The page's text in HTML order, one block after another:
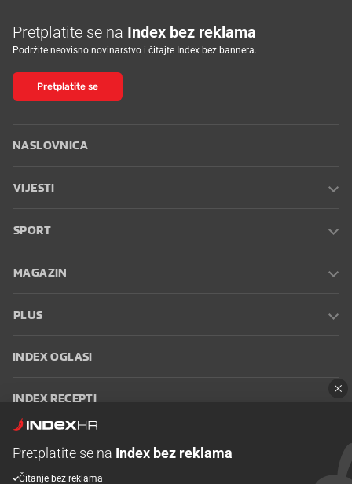
Pretplatite se na Index bez reklama
Podržite neovisno novinarstvo i čitajte Index bez bannera.
Pretplatite se
NASLOVNICA
VIJESTI
SPORT
MAGAZIN
PLUS
INDEX OGLASI
INDEX RECEPTI
Oglašavanje Zaposli se na Indexu
Pretplatite se na Index bez reklama
Čitanje bez reklama